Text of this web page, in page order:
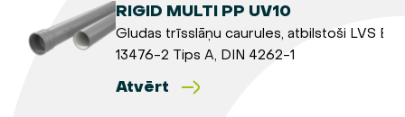
RIGID MULTI PP UV10
Gludas trīsslāņu caurules, atbilstoši LVS EN
13476-2 Tips A, DIN 4262-1
Atvērt